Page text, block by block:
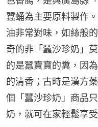
蠶蛹為主要原料製作
油非常對味，如絲般
奇的非「蠶沙珍奶」
的是蠶寶寶的糞，因
的清香；古時是漢方
個「蠶沙珍奶」商品
奶，就可在家輕鬆享受